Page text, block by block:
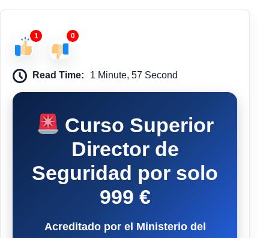
1 0
Read Time: 1 Minute, 57 Second
Curso Superior
Director de
Seguridad por solo
999 €
Acreditado por el Ministerio del